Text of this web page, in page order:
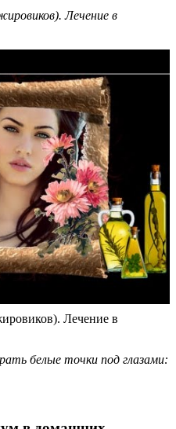
Лечение в
Лечение в
белые точки под глазами: